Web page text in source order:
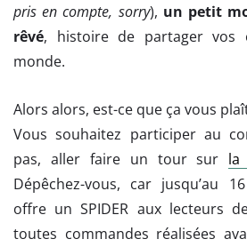
pris en compte, sorry), un petit
rêvé, histoire de partager vos
monde.
Alors alors, est-ce que ça vous
Vous souhaitez participer au
pas, aller faire un tour sur la
Dépêchez-vous, car jusqu’au
offre un SPIDER aux lecteurs
toutes commandes réalisées